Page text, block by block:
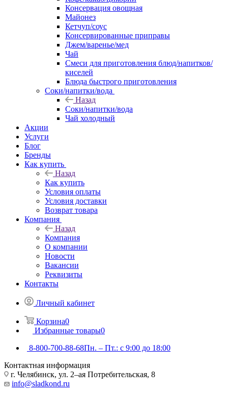
Консервация овощная
Майонез
Кетчуп/соус
Консервированные приправы
Джем/варенье/мед
Чай
Смеси для приготовления блюд/напитков/
киселей
Блюда быстрого приготовления
Соки/напитки/вода
Назад
Соки/напитки/вода
Чай холодный
Акции
Услуги
Блог
Бренды
Как купить
Назад
Как купить
Условия оплаты
Условия доставки
Возврат товара
Компания
Назад
Компания
О компании
Новости
Вакансии
Реквизиты
Контакты
Личный кабинет
Корзина0
Избранные товары0
8-800-700-88-68Пн. – Пт.: с 9:00 до 18:00
Контактная информация
г. Челябинск, ул. 2–ая Потребительская, 8
info@sladkond.ru